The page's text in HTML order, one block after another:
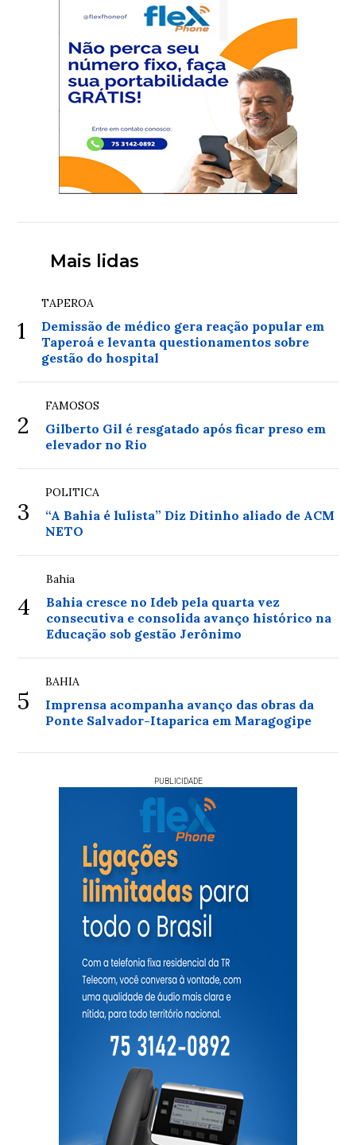
Mais lidas
1
TAPEROA
Demissão de médico gera reação popular em
Taperoá e levanta questionamentos sobre
gestão do hospital
2
FAMOSOS
Gilberto Gil é resgatado após ficar preso em
elevador no Rio
3
POLITICA
“A Bahia é lulista” Diz Ditinho aliado de ACM
NETO
4
Bahia
Bahia cresce no Ideb pela quarta vez
consecutiva e consolida avanço histórico na
Educação sob gestão Jerônimo
5
BAHIA
Imprensa acompanha avanço das obras da
Ponte Salvador-Itaparica em Maragogipe
PUBLICIDADE